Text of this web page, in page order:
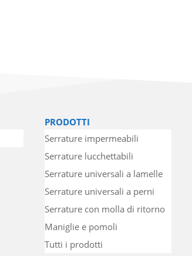
PRODOTTI
Serrature impermeabili
Serrature lucchettabili
Serrature universali a lamelle
Serrature universali a perni
Serrature con molla di ritorno
Maniglie e pomoli
Tutti i prodotti